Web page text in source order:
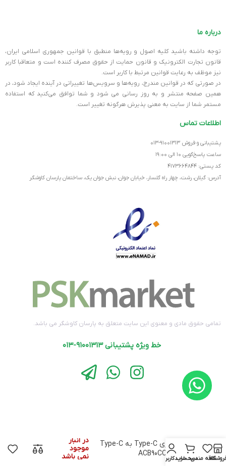
درباره ما
توجه داشته باشید کلیه اصول و رویه‏‌ها منطبق با قوانین جمهوری اسلامی ایران،
قانون تجارت الکترونیک و قانون حمایت از حقوق مصرف کننده است و متعاقبا کاربر
نیز موظف به رعایت قوانین مرتبط با کاربر است.
در صورتی که در قوانین مندرج، رویه‏‌ها و سرویس‏‌ها تغییراتی در آینده ایجاد شود، در
همین صفحه منتشر و به روز رسانی می شود و شما توافق می‏‌کنید که استفاده
مستمر شما از سایت به معنی پذیرش هرگونه تغییر است.
اطلاعات تماس
پشتیبانی و فروش ۹۱۰۰۱۳۱۳-۰۱۳
ساعت پاسخ‌گویی ۱۰ الی ۱۹:۰۰
کد پستی: ۴۱۷۳۶۶۴۸۴۴
آدرس: گیلان، رشت، چهار راه گلسار، خیابان جوان، نبش جوان یک، ساختمان پارسان کاوشگر
تمامی حقوق مادی و معنوی این سایت متعلق به پارسان کاوشگر می باشد.
خط ویژه پشتیبانی ۹۱۰۰۱۳۱۳-۰۱۳
علاقه مندیسبد خرید
حساب کاربری من
کابل 1 متری Type-C به Type-C
اکستروم ACB90CC
در انبار
موجود
نمی باشد